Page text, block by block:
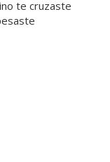
te cruzaste